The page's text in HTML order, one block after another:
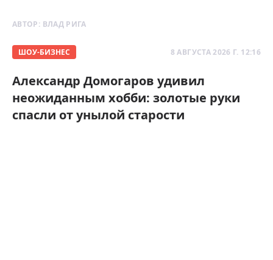
АВТОР: ВЛАД РИГА
ШОУ-БИЗНЕС 8 АВГУСТА 2026 Г. 12:16
Александр Домогаров удивил
неожиданным хобби: золотые руки
спасли от унылой старости